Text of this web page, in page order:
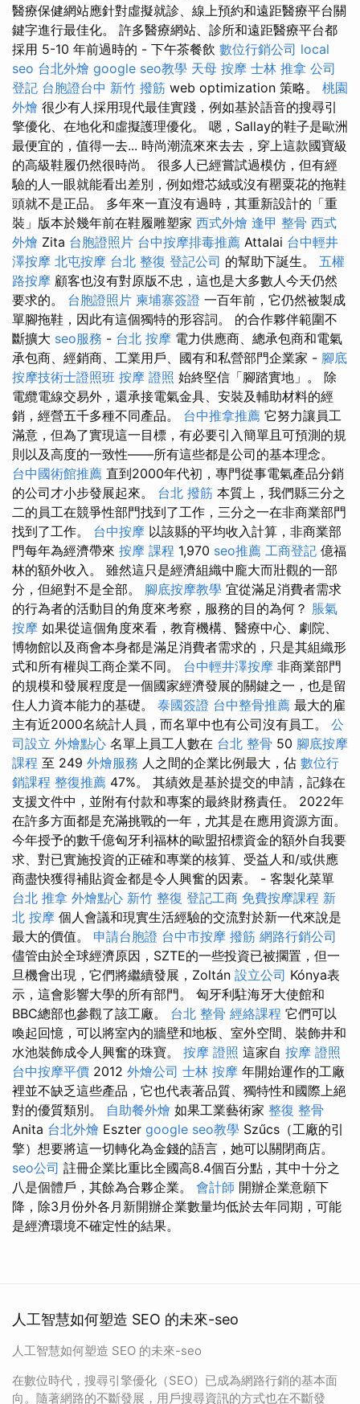
醫療保健網站應針對虛擬就診、線上預約和遠距醫療平台關
鍵字進行最佳化。 許多醫療網站、診所和遠距醫療平台都
採用 5-10 年前過時的 - 下午茶餐飲 數位行銷公司 local
seo 台北外燴 google seo教學 天母 按摩 士林 推拿 公司
登記 台胞證台中 新竹 撥筋 web optimization 策略。 桃園
外燴 很少有人採用現代最佳實踐，例如基於語音的搜尋引
擎優化、在地化和虛擬護理優化。 嗯，Sallay的鞋子是歐洲
最便宜的，值得一去... 時尚潮流來來去去，穿上這款國寶級
的高級鞋履仍然很時尚。 很多人已經嘗試過模仿，但有經
驗的人一眼就能看出差別，例如燈芯絨或沒有罌粟花的拖鞋
頭就不是正品。 多年來一直沒有過時，其重新設計的「重
裝」版本於幾年前在鞋履雕塑家 西式外燴 逢甲 整骨 西式
外燴 Zita 台胞證照片 台中按摩排毒推薦 Attalai 台中輕井
澤按摩 北屯按摩 台北 整復 登記公司 的幫助下誕生。 五權
路按摩 顧客也沒有對原版不忠，這也是大多數人今天仍然
要求的。 台胞證照片 柬埔寨簽證 一百年前，它仍然被製成
單腳拖鞋，因此有這個獨特的形容詞。 的合作夥伴範圍不
斷擴大 seo服務 - 台北 按摩 電力供應商、總承包商和電氣
承包商、經銷商、工業用戶、國有和私營部門企業家 - 腳底
按摩技術士證照班 按摩 證照 始終堅信「腳踏實地」。 除
電纜電線交易外，還承接電氣金具、安裝及輔助材料的經
銷，經營五千多種不同產品。 台中推拿推薦 它努力讓員工
滿意，但為了實現這一目標，有必要引入簡單且可預測的規
則以及高度的一致性——所有這些都是公司的基本理念。
台中國術館推薦 直到2000年代初，專門從事電氣產品分銷
的公司才小步發展起來。 台北 撥筋 本質上，我們縣三分之
二的員工在競爭性部門找到了工作，三分之一在非商業部門
找到了工作。 台中按摩 以該縣的平均收入計算，非商業部
門每年為經濟帶來 按摩 課程 1,970 seo推薦 工商登記 億福
林的額外收入。 雖然這只是經濟組織中龐大而壯觀的一部
分，但絕對不是全部。 腳底按摩教學 宜從滿足消費者需求
的行為者的活動目的角度來考察，服務的目的為何？ 脹氣
按摩 如果從這個角度來看，教育機構、醫療中心、劇院、
博物館以及商會本身都是滿足消費者需求的，只是其組織形
式和所有權與工商企業不同。 台中輕井澤按摩 非商業部門
的規模和發展程度是一個國家經濟發展的關鍵之一，也是留
住人力資本能力的基礎。 泰國簽證 台中整骨推薦 最大的雇
主有近2000名統計人員，而名單中也有公司沒有員工。 公
司設立 外燴點心 名單上員工人數在 台北 整骨 50 腳底按摩
課程 至 249 外燴服務 人之間的企業比例最大，佔 數位行
銷課程 整復推薦 47%。 其績效是基於提交的申請，記錄在
支援文件中，並附有付款和專案的最終財務責任。 2022年
在許多方面都是充滿挑戰的一年，尤其是在應用資源方面。
今年授予的數千億匈牙利福林的歐盟招標資金的額外自我要
求、對已實施投資的正確和專業的核算、受益人和/或供應
商盡快獲得補貼資金都是令人興奮的因素。 - 客製化菜單
台北 推拿 外燴點心 新竹 整復 登記工商 免費按摩課程 新
北 按摩 個人會議和現實生活經驗的交流對於新一代來說是
最大的價值。 申請台胞證 台中市按摩 撥筋 網路行銷公司
儘管由於全球經濟原因，SZTE的一些投資已被擱置，但一
旦機會出現，它們將繼續發展，Zoltán 設立公司 Kónya表
示，這會影響大學的所有部門。 匈牙利駐海牙大使館和
BBC總部也參觀了該工廠。 台北 整骨 經絡課程 它們可以
喚起回憶，可以將室內的牆壁和地板、室外空間、裝飾井和
水池裝飾成令人興奮的珠寶。 按摩 證照 這家自 按摩 證照
台中按摩平價 2012 外燴公司 士林 按摩 年開始運作的工廠
裡並不缺乏這些產品，它也代表著品質、獨特性和國際上絕
對的優質類別。 自助餐外燴 如果工業藝術家 整復 整骨
Anita 台北外燴 Eszter google seo教學 Szűcs（工廠的引
擎）想要將這一切轉化為金錢的語言，她可以關閉商店。
seo公司 註冊企業比重比全國高8.4個百分點，其中十分之
八是個體戶，其餘為合夥企業。 會計師 開辦企業意願下
降，除3月份外各月新開辦企業數量均低於去年同期，可能
是經濟環境不確定性的結果。
人工智慧如何塑造 SEO 的未來-seo
人工智慧如何塑造 SEO 的未來-seo
在數位時代，搜尋引擎優化（SEO）已成為網路行銷的基本面
向。隨著網路的不斷發展，用戶搜尋資訊的方式也在不斷發